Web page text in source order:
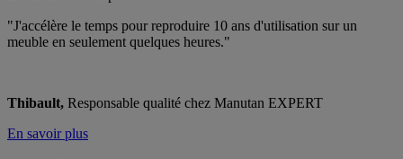
"J'accélère le temps pour reproduire 10 ans d'utilisation sur un
meuble en seulement quelques heures."
Thibault, Responsable qualité chez Manutan EXPERT
En savoir plus